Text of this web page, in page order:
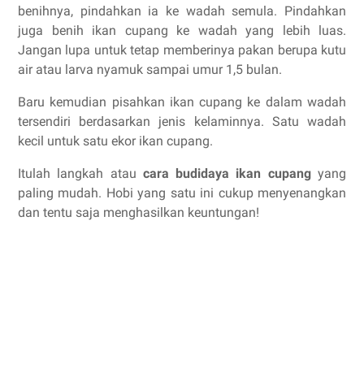
benihnya, pindahkan ia ke wadah semula. Pindahkan
juga benih ikan cupang ke wadah yang lebih luas.
Jangan lupa untuk tetap memberinya pakan berupa kutu
air atau larva nyamuk sampai umur 1,5 bulan.
Baru kemudian pisahkan ikan cupang ke dalam wadah
tersendiri berdasarkan jenis kelaminnya. Satu wadah
kecil untuk satu ekor ikan cupang.
Itulah langkah atau cara budidaya ikan cupangyang
paling mudah. Hobi yang satu ini cukup menyenangkan
dan tentu saja menghasilkan keuntungan!